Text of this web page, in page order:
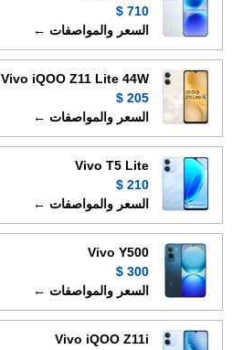
710 $
السعر والمواصفات ←
Vivo iQOO Z11 Lite 44W
205 $
السعر والمواصفات ←
Vivo T5 Lite
210 $
السعر والمواصفات ←
Vivo Y500
300 $
السعر والمواصفات ←
Vivo iQOO Z11i